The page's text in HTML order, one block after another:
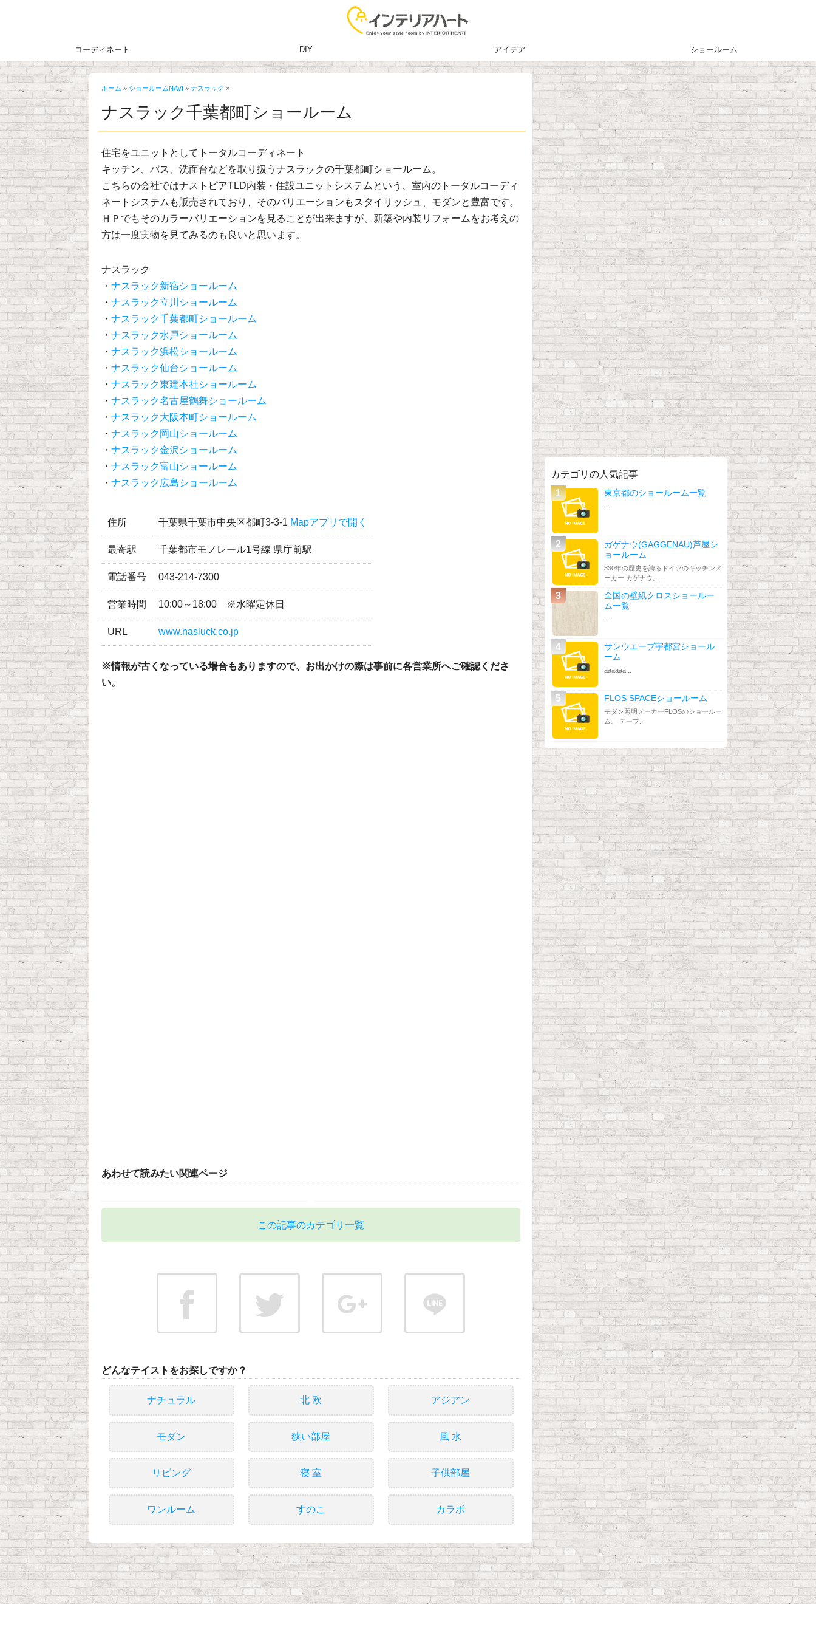
コーディネート DIY アイデア ショールーム
ホーム » ショールームNAVI » ナスラック »
ナスラック千葉都町ショールーム
住宅をユニットとしてトータルコーディネート
キッチン、バス、洗面台などを取り扱うナスラックの千葉都町ショールーム。
こちらの会社ではナストピアTLD内装・住設ユニットシステムという、室内のトータルコーディ
ネートシステムも販売されており、そのバリエーションもスタイリッシュ、モダンと豊富です。
ＨＰでもそのカラーバリエーションを見ることが出来ますが、新築や内装リフォームをお考えの
方は一度実物を見てみるのも良いと思います。
ナスラック
・ ナスラック新宿ショールーム
・ ナスラック立川ショールーム
・ ナスラック千葉都町ショールーム
・ ナスラック水戸ショールーム
・ ナスラック浜松ショールーム
・ ナスラック仙台ショールーム
・ ナスラック東建本社ショールーム
・ ナスラック名古屋鶴舞ショールーム
・ ナスラック大阪本町ショールーム
・ ナスラック岡山ショールーム
・ ナスラック金沢ショールーム
・ ナスラック富山ショールーム
・ ナスラック広島ショールーム
住所 千葉県千葉市中央区都町3-3-1 Mapアプリで開く
最寄駅 千葉都市モノレール1号線 県庁前駅
電話番号 043-214-7300
営業時間 10:00～18:00 ※水曜定休日
URL www.nasluck.co.jp
※情報が古くなっている場合もありますので、お出かけの際は事前に各営業所へご確認くださ
い。
あわせて読みたい関連ページ
この記事のカテゴリ一覧
どんなテイストをお探しですか？
ナチュラル 北 欧 アジアン
モダン 狭い部屋 風 水
リビング 寝 室 子供部屋
ワンルーム すのこ カラボ
カテゴリの人気記事
東京都のショールーム一覧
ガゲナウ(GAGGENAU)芦屋シ
ョールーム
330年の歴史を誇るドイツのキッチンメ
ーカー カゲナウ。...
全国の壁紙クロスショールー
ム一覧
サンウエーブ宇都宮ショール
ーム
aaaaaa...
FLOS SPACEショールーム
モダン照明メーカーFLOSのショールー
ム。 テーブ...